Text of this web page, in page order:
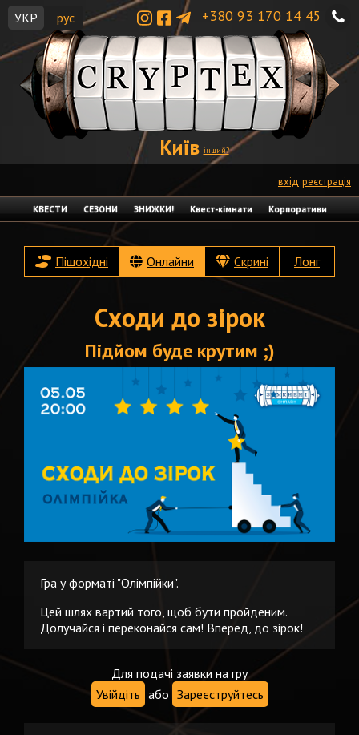
+380 93 170 14 45
Київ інший?
вхід реєстрація
КВЕСТИ СЕЗОНИ ЗНИЖКИ! Квест-кімнати Корпоративи
УКР рус
Пішохідні Онлайни Скрині Лонг
Сходи до зірок
Підйом буде крутим ;)
Гра у форматі "Олімпійки".
Цей шлях вартий того, щоб бути пройденим.
Долучайся і переконайся сам! Вперед, до зірок!
Для подачі заявки на гру
Увійдіть або Зареєструйтесь